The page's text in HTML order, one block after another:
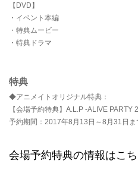
【DVD】
・イベント本編
・特典ムービー
・特典ドラマ
特典
◆アニメイトオリジナル特典：
【会場予約特典】A.L.P -ALIVE
予約期間：2017年8月13日～8月31日ま
会場予約特典の情報はこ